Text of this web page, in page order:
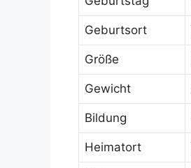
Geburtsort
Größe
Gewicht
Bildung
Heimatort